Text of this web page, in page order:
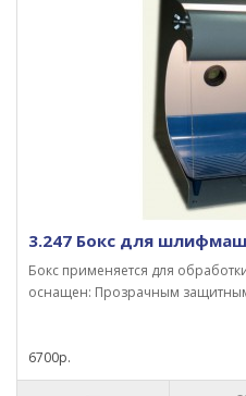
3.247 Бокс для
Бокс применяется для
оснащен: Прозрачным
6700р.